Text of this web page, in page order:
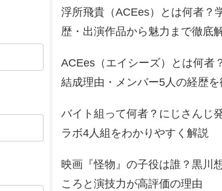
浮所飛貴（ACEes）とは何者？
歴・出演作品から魅力まで徹底
ACEes（エイシーズ）とは何者
結成理由・メンバー5人の経歴
バイト組って何者？にじさんじ
ラボ4人組をわかりやすく解説
映画『怪物』の子役は誰？黒川
ころと演技力が高評価の理由